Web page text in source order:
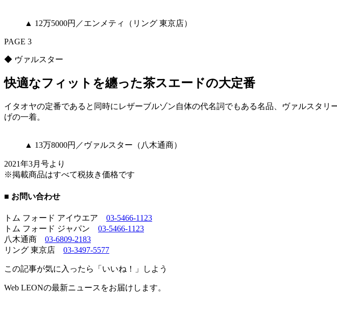
▲ 12万5000円／エンメティ（リング 東京店）
PAGE 3
◆ ヴァルスター
快適なフィットを纏った茶スエードの大定番
イタオヤの定番であると同時にレザーブルゾン自体の代名詞でもある名品、ヴァルスタ
げの一着。
▲ 13万8000円／ヴァルスター（八木通商）
2021年3月号より
※掲載商品はすべて税抜き価格です
■ お問い合わせ
トム フォード アイウエア 03-5466-1123
トム フォード ジャパン 03-5466-1123
八木通商 03-6809-2183
リング 東京店 03-3497-5577
この記事が気に入ったら「いいね！」しよう
Web LEONの最新ニュースをお届けします。